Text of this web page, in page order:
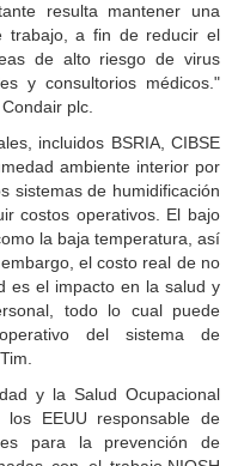
resulta mantener una
trabajo, a fin de reducir el
de alto riesgo de virus
y consultorios médicos."
plc.
incluidos BSRIA, CIBSE
ambiente interior por
sistemas de humidificación
costos operativos. El bajo
la baja temperatura, así
el costo real de no
es el impacto en la salud y
todo lo cual puede
del sistema de
y la Salud Ocupacional
EEUU responsable de
para la prevención de